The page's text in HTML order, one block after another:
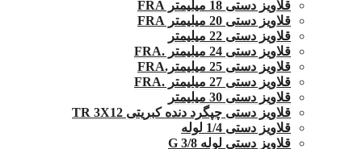
قلاویز دستی 18 میلیمتر FRA
قلاویز دستی 20 میلیمتر FRA
قلاویز دستی 22 میلیمتر
قلاویز دستی 24 میلیمتر .FRA
قلاویز دستی 25 میلیمتر.FRA
قلاویز دستی 27 میلیمتر .FRA
قلاویز دستی 30 میلیمتر
قلاویز دستی چپگرد دنده کبریتی TR 3X12
قلاویز دستی 1/4 لوله
قلاویز دستی لوله G 3/8